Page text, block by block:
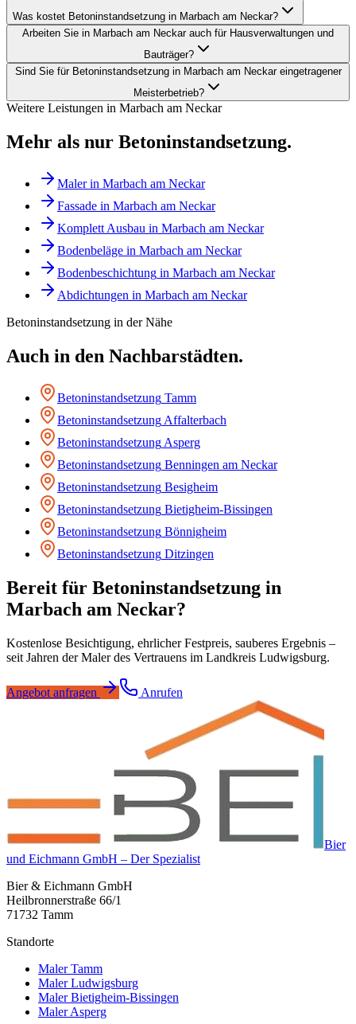
Was kostet Betoninstandsetzung in Marbach am Neckar?
Arbeiten Sie in Marbach am Neckar auch für Hausverwaltungen und
Bauträger?
Sind Sie für Betoninstandsetzung in Marbach am Neckar eingetragener
Meisterbetrieb?
Weitere Leistungen in Marbach am Neckar
Mehr als nur Betoninstandsetzung.
Malerin Marbach am Neckar
Fassade in Marbach am Neckar
Komplett Ausbau in Marbach am Neckar
Bodenbeläge in Marbach am Neckar
Bodenbeschichtung in Marbach am Neckar
Abdichtungen in Marbach am Neckar
Betoninstandsetzung in der Nähe
Auch in den Nachbarstädten.
Betoninstandsetzung Tamm
Betoninstandsetzung Affalterbach
Betoninstandsetzung Asperg
Betoninstandsetzung Benningen am Neckar
Betoninstandsetzung Besigheim
Betoninstandsetzung Bietigheim-Bissingen
Betoninstandsetzung Bönnigheim
Betoninstandsetzung Ditzingen
Bereit für Betoninstandsetzung in
Marbach am Neckar?
Kostenlose Besichtigung, ehrlicher Festpreis, sauberes Ergebnis –
seit Jahren der Maler des Vertrauens im Landkreis Ludwigsburg.
Angebot anfragen Anrufen
Bier
und Eichmann GmbH – Der Spezialist
Bier & Eichmann GmbH
Heilbronnerstraße 66/1
71732 Tamm
Standorte
Maler Tamm
Maler Ludwigsburg
Maler Bietigheim-Bissingen
Maler Asperg